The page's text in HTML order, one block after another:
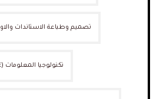
تصميم وطباعة الاستاندات
تكنولوجيا المعلومات (٤)